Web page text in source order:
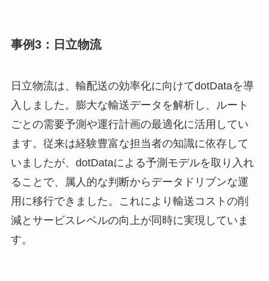
事例3：日立物流
日立物流は、輸配送の効率化に向けてdotDataを導
入しました。膨大な輸送データを解析し、ルート
ごとの需要予測や運行計画の最適化に活用してい
ます。従来は経験豊富な担当者の知識に依存して
いましたが、dotDataによる予測モデルを取り入れ
ることで、属人的な判断からデータドリブンな運
用に移行できました。これにより輸送コストの削
減とサービスレベルの向上が同時に実現していま
す。